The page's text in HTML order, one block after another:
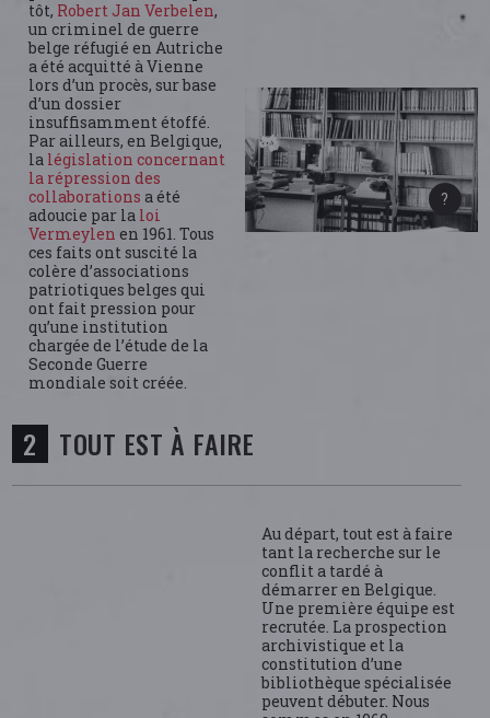
tôt, Robert Jan Verbelen,
un criminel de guerre
belge réfugié en Autriche
a été acquitté à Vienne
lors d’un procès, sur base
d’un dossier
insuffisamment étoffé.
Par ailleurs, en Belgique,
la législation concernant
la répression des
collaborations a été
adoucie par la loi
Vermeylen en 1961. Tous
ces faits ont suscité la
colère d’associations
patriotiques belges qui
ont fait pression pour
qu’une institution
chargée de l’étude de la
Seconde Guerre
mondiale soit créée.
TOUT EST À FAIRE
Au départ, tout est à faire
tant la recherche sur le
conflit a tardé à
démarrer en Belgique.
Une première équipe est
recrutée. La prospection
archivistique et la
constitution d’une
bibliothèque spécialisée
peuvent débuter. Nous